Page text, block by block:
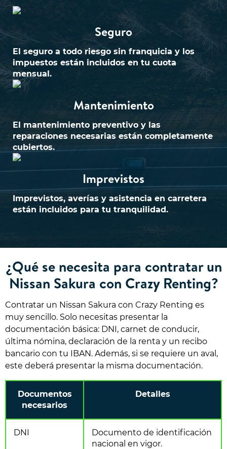
Seguro
El seguro a todo riesgo sin franquicia y los
impuestos están incluidos en tu cuota
mensual.
Mantenimiento
El mantenimiento preventivo y las
reparaciones necesarias están completamente
cubiertos.
Imprevistos
Imprevistos, averías y asistencia en carretera
están incluidos para tu tranquilidad.
¿Qué se necesita para contratar un
Nissan Sakura con Crazy Renting?
Contratar un Nissan Sakura con Crazy Renting es
muy sencillo. Solo necesitas presentar la
documentación básica: DNI, carnet de conducir,
última nómina, declaración de la renta y un recibo
bancario con tu IBAN. Además, si se requiere un aval,
este deberá presentar la misma documentación.
Documentos
necesarios
Detalles
DNI
Documento de identificación
nacional en vigor.